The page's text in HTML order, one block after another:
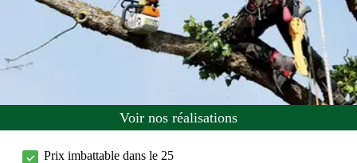
Voir nos réalisations
Prix imbattable dans le 25